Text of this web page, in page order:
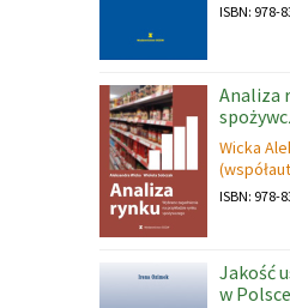
ISBN: 978-
Analiza
Wicka
ISBN: 978-
Jakość
w Polsce